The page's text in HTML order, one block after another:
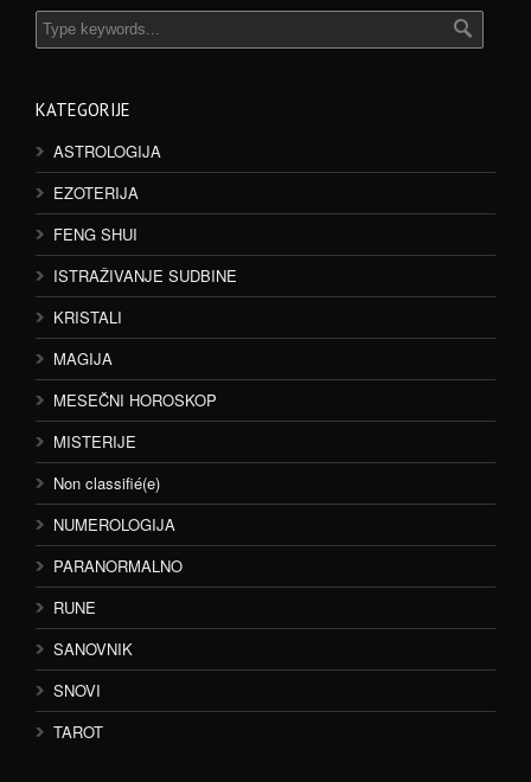
KATEGORIJE
ASTROLOGIJA
EZOTERIJA
FENG SHUI
ISTRAŽIVANJE SUDBINE
KRISTALI
MAGIJA
MESEČNI HOROSKOP
MISTERIJE
Non classifié(e)
NUMEROLOGIJA
PARANORMALNO
RUNE
SANOVNIK
SNOVI
TAROT